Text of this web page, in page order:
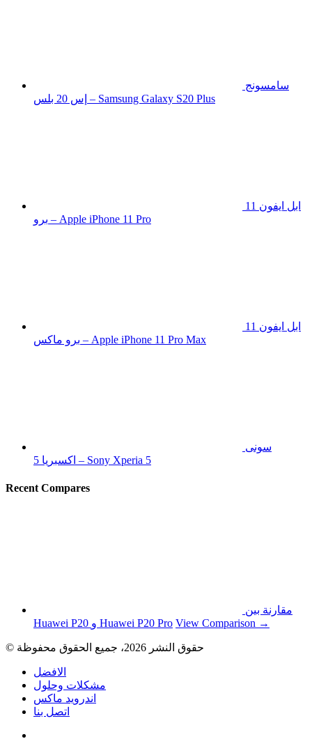
سامسونج
إس 20 بلس – Samsung Galaxy S20 Plus
ابل ايفون 11
برو – Apple iPhone 11 Pro
ابل ايفون 11
برو ماكس – Apple iPhone 11 Pro Max
سونى
اكسبريا 5 – Sony Xperia 5
Recent Compares
مقارنة بين
Huawei P20 و Huawei P20 Pro View Comparison →
الافضل
مشكلات وحلول
اندرويد ماكس
اتصل بنا